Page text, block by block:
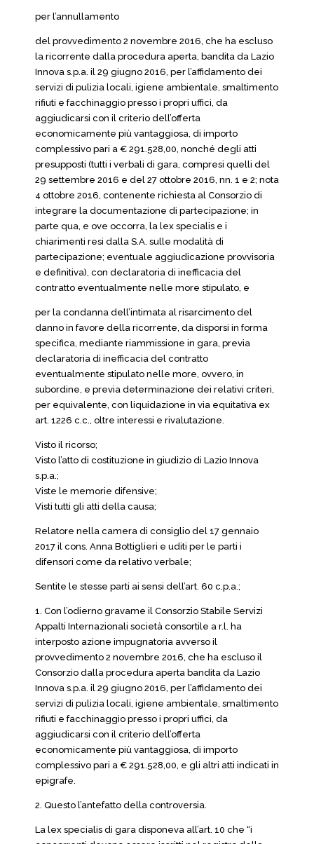
per l’annullamento
del provvedimento 2 novembre 2016, che ha escluso
la ricorrente dalla procedura aperta, bandita da Lazio
Innova s.p.a. il 29 giugno 2016, per l’affidamento dei
servizi di pulizia locali, igiene ambientale, smaltimento
rifiuti e facchinaggio presso i propri uffici, da
aggiudicarsi con il criterio dell’offerta
economicamente più vantaggiosa, di importo
complessivo pari a € 291.528,00, nonché degli atti
presupposti (tutti i verbali di gara, compresi quelli del
29 settembre 2016 e del 27 ottobre 2016, nn. 1 e 2; nota
4 ottobre 2016, contenente richiesta al Consorzio di
integrare la documentazione di partecipazione; in
parte qua, e ove occorra, la lex specialis e i
chiarimenti resi dalla S.A. sulle modalità di
partecipazione; eventuale aggiudicazione provvisoria
e definitiva), con declaratoria di inefficacia del
contratto eventualmente nelle more stipulato, e
per la condanna dell’intimata al risarcimento del
danno in favore della ricorrente, da disporsi in forma
specifica, mediante riammissione in gara, previa
declaratoria di inefficacia del contratto
eventualmente stipulato nelle more, ovvero, in
subordine, e previa determinazione dei relativi criteri,
per equivalente, con liquidazione in via equitativa ex
art. 1226 c.c., oltre interessi e rivalutazione.
Visto il ricorso;
Visto l’atto di costituzione in giudizio di Lazio Innova
s.p.a.;
Viste le memorie difensive;
Visti tutti gli atti della causa;
Relatore nella camera di consiglio del 17 gennaio
2017 il cons. Anna Bottiglieri e uditi per le parti i
difensori come da relativo verbale;
Sentite le stesse parti ai sensi dell’art. 60 c.p.a.;
1. Con l’odierno gravame il Consorzio Stabile Servizi
Appalti Internazionali società consortile a r.l. ha
interposto azione impugnatoria avverso il
provvedimento 2 novembre 2016, che ha escluso il
Consorzio dalla procedura aperta bandita da Lazio
Innova s.p.a. il 29 giugno 2016, per l’affidamento dei
servizi di pulizia locali, igiene ambientale, smaltimento
rifiuti e facchinaggio presso i propri uffici, da
aggiudicarsi con il criterio dell’offerta
economicamente più vantaggiosa, di importo
complessivo pari a € 291.528,00, e gli altri atti indicati in
epigrafe.
2. Questo l’antefatto della controversia.
La lex specialis di gara disponeva all’art. 10 che “i